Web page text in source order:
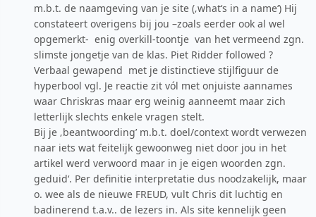
m.b.t. de naamgeving van je site (‚what‘s in a name‘) Hij
constateert overigens bij jou –zoals eerder ook al wel
opgemerkt- enig overkill-toontje van het vermeend zgn.
slimste jongetje van de klas. Piet Ridder followed ?
Verbaal gewapend met je distinctieve stijlfiguur de
hyperbool vgl. Je reactie zit vól met onjuiste aannames
waar Chriskras maar erg weinig aanneemt maar zich
letterlijk slechts enkele vragen stelt.
Bij je ‚beantwoording’ m.b.t. doel/context wordt verwezen
naar iets wat feitelijk gewoonweg niet door jou in het
artikel werd verwoord maar in je eigen woorden zgn.
geduid‘. Per definitie interpretatie dus noodzakelijk, maar
o. wee als de nieuwe FREUD, vult Chris dit luchtig en
badinerend t.a.v.. de lezers in. Als site kennelijk geen